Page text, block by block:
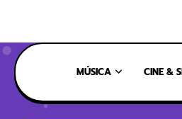
MÚSICA CINE &